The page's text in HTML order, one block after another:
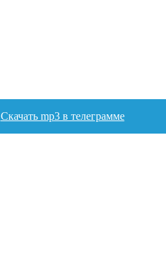
Скачать mp3 в телеграмме